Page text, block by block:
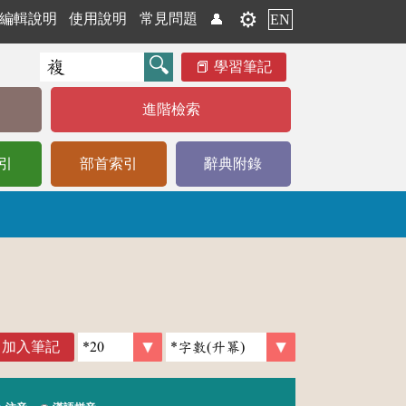
編輯說明 使用說明 常見問題 👤 ⚙️ EN
學習筆記
進階檢索
部首索引 辭典附錄
加入筆記